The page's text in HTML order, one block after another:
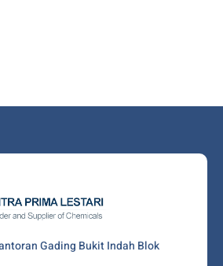
Gading Bukit Indah Blok